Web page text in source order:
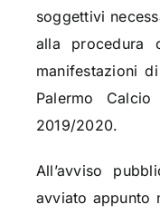
soggettivi
alla procedura
manifestazioni
Palermo
2019/2020.
All’avviso
avviato appunto